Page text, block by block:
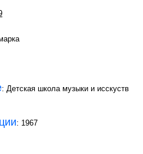
: Детская школа музыки и исскуств
: 1967